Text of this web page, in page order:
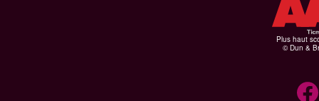
Plus haut
© Dun &